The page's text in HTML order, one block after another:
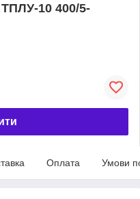
10 400/5-
Оплата Умови